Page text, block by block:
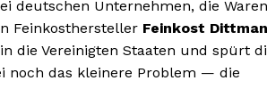
deutschen Unternehmen, die Waren
Feinkosthersteller Feinkost
die Vereinigten Staaten und spürt
noch das kleinere Problem — die